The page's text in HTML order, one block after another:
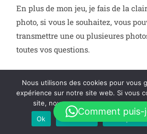
En plus de mon jeu, je fais de la
photo, si vous le souhaitez, vous
transmettre une ou plusieures
toutes vos questions.
Je vais avoir un ressenti sur les
principaux de la personne, sur
peux vous conseiller aussi sur une
et quelles sont les intentions de la
Comment puis-
Nous utilisons des cookies pour vous
expérience sur notre site web. Si vous
site, nous supposerons que vous
Ok
Je refuse Politique